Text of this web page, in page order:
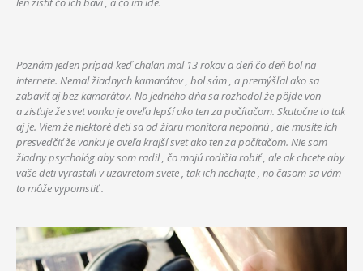
Poznám jeden prípad keď chalan mal 13 rokov a deň čo deň bol na
internete. Nemal žiadnych kamarátov , bol sám , a premýšľal ako sa
zabaviť aj bez kamarátov. No jedného dňa sa rozhodol že pôjde von
a zisťuje že svet vonku je oveľa lepší ako ten za počítačom. Skutočne to tak
aj je. Viem že niektoré deti sa od žiaru monitora nepohnú , ale musíte ich
presvedčiť že vonku je oveľa krajší svet ako ten za počítačom. Nie som
žiadny psychológ aby som radil , čo majú rodičia robiť , ale ak chcete aby
vaše deti vyrastali v uzavretom svete , tak ich nechajte , no časom sa vám
to môže vypomstiť .